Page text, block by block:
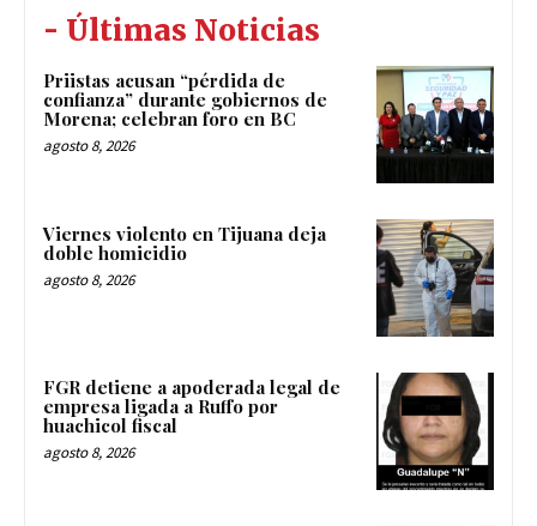
- Últimas Noticias
Priistas acusan “pérdida de
confianza” durante gobiernos de
Morena; celebran foro en BC
agosto 8, 2026
Viernes violento en Tijuana deja
doble homicidio
agosto 8, 2026
FGR detiene a apoderada legal de
empresa ligada a Ruffo por
huachicol fiscal
agosto 8, 2026